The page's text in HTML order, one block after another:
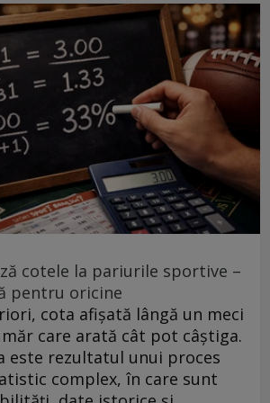
cotele la pariurile sportive –
pentru oricine
cota afișată lângă un meci
care arată cât pot câștiga.
este rezultatul unui proces
complex, în care sunt